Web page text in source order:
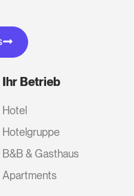
Ihr Betrieb
Hotel
Hotelgruppe
B&B & Gasthaus
Apartments